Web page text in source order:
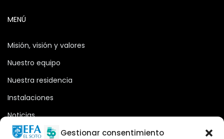
Gestionar consentimiento
MENÚ
Misión, visión y valores
Nuestro equipo
Nuestra residencia
Instalaciones
Noticias
Oferta formativa